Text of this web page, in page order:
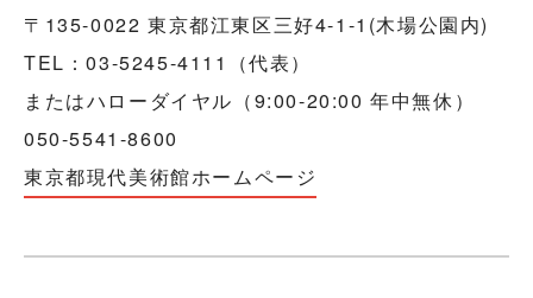
〒135-0022 東京都江東区三好4-1-1(木場公園内)
TEL：03-5245-4111（代表）
またはハローダイヤル（9:00-20:00 年中無休）
050-5541-8600
東京都現代美術館ホームページ